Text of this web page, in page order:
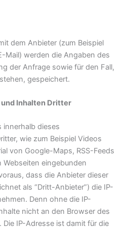
dem Anbieter (zum Beispiel
Mail) werden die Angaben des
der Anfrage sowie für den Fall,
gespeichert.
Inhalten Dritter
innerhalb dieses
wie zum Beispiel Videos
von Google-Maps, RSS-Feeds
eingebunden
dass die Anbieter dieser
als “Dritt-Anbieter”) die IP-
Denn ohne die IP-
nicht an den Browser des
IP-Adresse ist damit für die